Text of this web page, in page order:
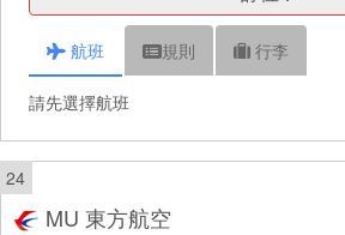
航班 規則 行李
請先選擇航班
24
MU 東方航空